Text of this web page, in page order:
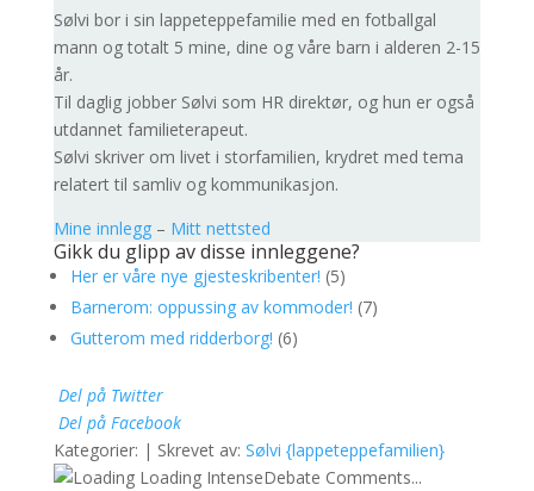
Sølvi bor i sin lappeteppefamilie med en fotballgal
mann og totalt 5 mine, dine og våre barn i alderen 2-15
år.
Til daglig jobber Sølvi som HR direktør, og hun er også
utdannet familieterapeut.
Sølvi skriver om livet i storfamilien, krydret med tema
relatert til samliv og kommunikasjon.
Mine innlegg– Mitt nettsted
Gikk du glipp av disse innleggene?
Her er våre nye gjesteskribenter! (5)
Barnerom: oppussing av kommoder! (7)
Gutterom med ridderborg! (6)
Del på Twitter
Del på Facebook
Kategorier: | Skrevet av: Sølvi {lappeteppefamilien}
Loading IntenseDebate Comments...